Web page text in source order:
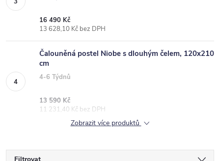
16 490 Kč
13 628,10 Kč bez DPH
Čalouněná postel Niobe s dlouhým čelem, 120x210
cm
4-6 Týdnů
13 590 Kč
11 231,40 Kč bez DPH
Zobrazit více produktů